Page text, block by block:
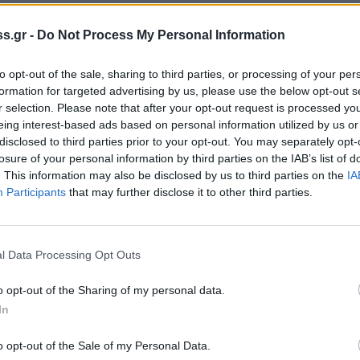
- Do Not Process My Personal Information
opt-out of the sale, sharing to third parties, or processing of your
for targeted advertising by us, please use the below opt-out
selection. Please note that after your opt-out request is processed
interest-based ads based on personal information utilized by us
to third parties prior to your opt-out. You may separately
of your personal information by third parties on the IAB’s list of
This information may also be disclosed by us to third parties on the
Participants that may further disclose it to other third parties.
Data Processing Opt Outs
opt-out of the Sharing of my personal data.
opt-out of the Sale of my Personal Data.
της απόλυσης και την ανασφάλεια της
είτε δυσκολεύονται να τα βγάλουν πέρα. Σε
να αφαιρέσει εργασιακά δικαιώματα και
τις οποίες προεκλογικά ανέλαβε στην Γενική
και κολλημένες στο χθες.
ατομική διαπραγμάτευση εργοδότη-
είναι αναφαίρετο δικαίωμα των
προσκόμματα στις συλλογικές
Δεν αποδεχόμαστε πρακτικές που
την πρόταση της ΓΣΕΕ για επαναφορά
έτους.
και διάλυση των ελεγκτικών μηχανισμών του
Λέμε όχι στην αποδυνάμωση των